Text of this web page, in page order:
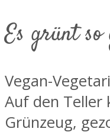
Es grünt so
Vegan-
Auf den Teller
Grünzeug,